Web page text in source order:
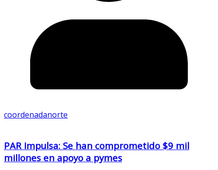
coordenadanorte
PAR Impulsa: Se han comprometido $9 mil
millones en apoyo a pymes